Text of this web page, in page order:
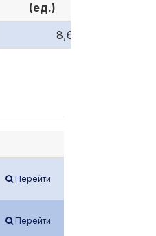
(ед.)
8,610
Перейти
Перейти